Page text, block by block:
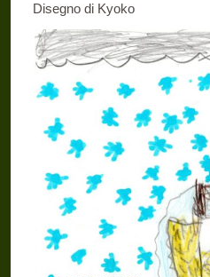
Disegno di Kyoko